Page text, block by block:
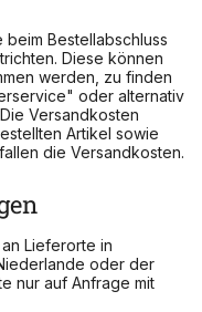
Bestellabschluss
Diese können
werden, zu finden
oder alternativ
Versandkosten
Artikel sowie
die Versandkosten.
Lieferorte in
oder der
nur auf Anfrage mit